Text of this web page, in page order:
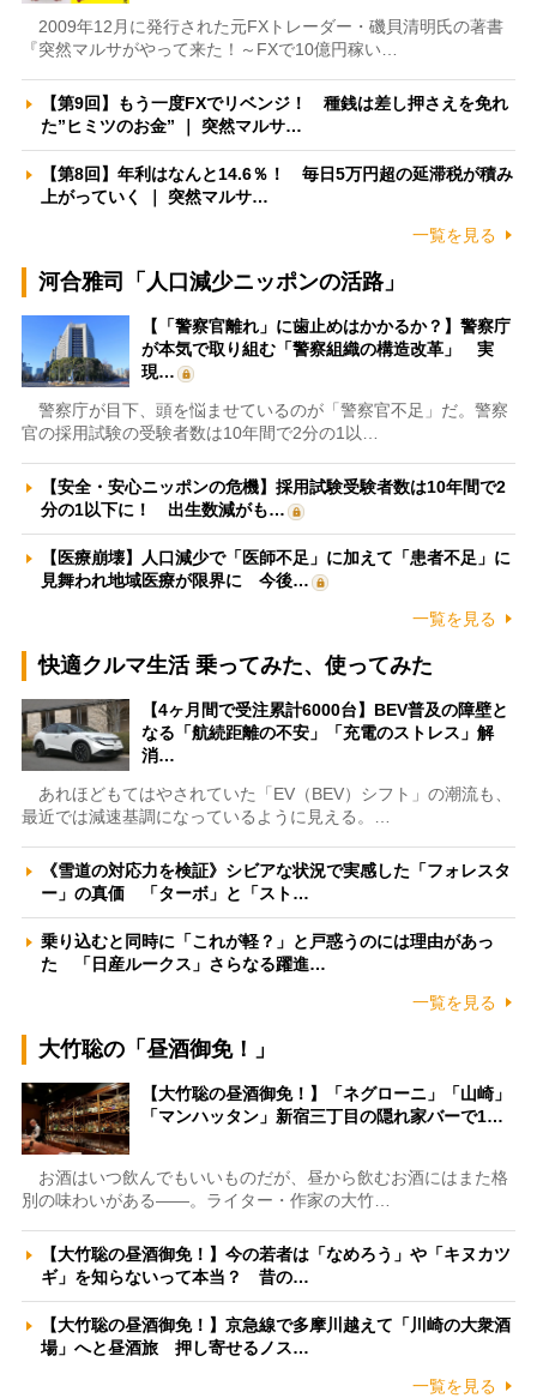
2009年12月に発行された元FXトレーダー・磯貝清明氏の著書
『突然マルサがやって来た！～FXで10億円稼い…
【第9回】もう一度FXでリベンジ！ 種銭は差し押さえを免れ
た”ヒミツのお金” ｜ 突然マルサ…
【第8回】年利はなんと14.6％！ 毎日5万円超の延滞税が積み
上がっていく ｜ 突然マルサ…
一覧を見る
河合雅司「人口減少ニッポンの活路」
【「警察官離れ」に歯止めはかかるか？】警察庁
が本気で取り組む「警察組織の構造改革」 実
現…
警察庁が目下、頭を悩ませているのが「警察官不足」だ。警察
官の採用試験の受験者数は10年間で2分の1以…
【安全・安心ニッポンの危機】採用試験受験者数は10年間で2
分の1以下に！ 出生数減がも…
【医療崩壊】人口減少で「医師不足」に加えて「患者不足」に
見舞われ地域医療が限界に 今後…
一覧を見る
快適クルマ生活 乗ってみた、使ってみた
【4ヶ月間で受注累計6000台】BEV普及の障壁と
なる「航続距離の不安」「充電のストレス」解
消…
あれほどもてはやされていた「EV（BEV）シフト」の潮流も、
最近では減速基調になっているように見える。…
《雪道の対応力を検証》シビアな状況で実感した「フォレスタ
ー」の真価 「ターボ」と「スト…
乗り込むと同時に「これが軽？」と戸惑うのには理由があっ
た 「日産ルークス」さらなる躍進…
一覧を見る
大竹聡の「昼酒御免！」
【大竹聡の昼酒御免！】「ネグローニ」「山崎」
「マンハッタン」新宿三丁目の隠れ家バーで1…
お酒はいつ飲んでもいいものだが、昼から飲むお酒にはまた格
別の味わいがある――。ライター・作家の大竹…
【大竹聡の昼酒御免！】今の若者は「なめろう」や「キヌカツ
ギ」を知らないって本当？ 昔の…
【大竹聡の昼酒御免！】京急線で多摩川越えて「川崎の大衆酒
場」へと昼酒旅 押し寄せるノス…
一覧を見る